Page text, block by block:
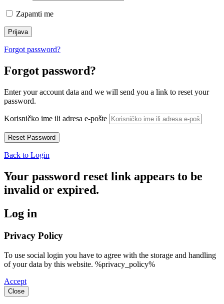
Zapamti me
Forgot password?
Forgot password?
Enter your account data and we will send you a link to reset your
password.
Korisničko ime ili adresa e-pošte
Back to Login
Your password reset link appears to be
invalid or expired.
Log in
Privacy Policy
To use social login you have to agree with the storage and handling
of your data by this website. %privacy_policy%
Accept
Close